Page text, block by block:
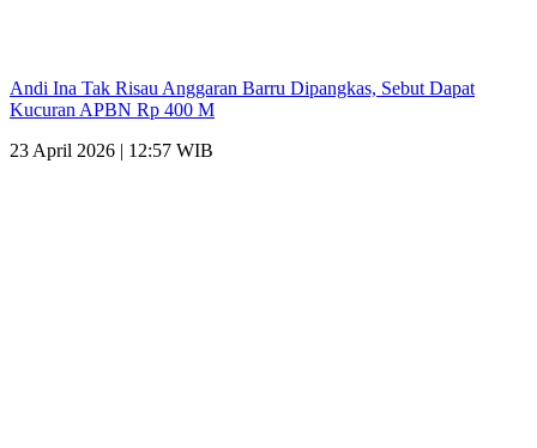
Andi Ina Tak Risau Anggaran Barru Dipangkas, Sebut Dapat
Kucuran APBN Rp 400 M
23 April 2026 | 12:57 WIB